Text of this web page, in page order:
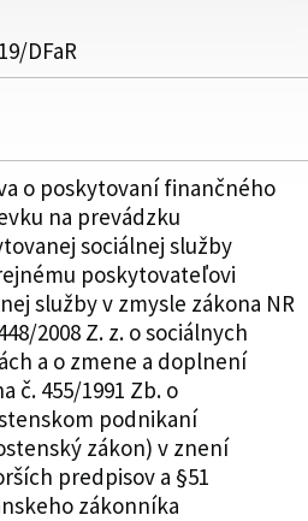
DFaR
o poskytovaní finančného
na prevádzku
sociálnej služby
poskytovateľovi
služby v zmysle zákona NR
2008 Z. z. o sociálnych
a o zmene a doplnení
č. 455/1991 Zb. o
podnikaní
zákon) v znení
predpisov a §51
zákonníka